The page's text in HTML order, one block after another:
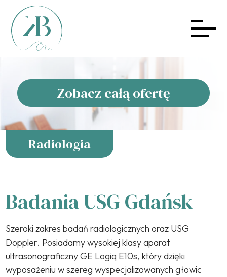
Zobacz całą ofertę
Radiologia
Badania USG Gdańsk
Szeroki zakres badań radiologicznych oraz USG
Doppler. Posiadamy wysokiej klasy aparat
ultrasonograficzny GE Logiq E10s, który dzięki
wyposażeniu w szereg wyspecjalizowanych głowic